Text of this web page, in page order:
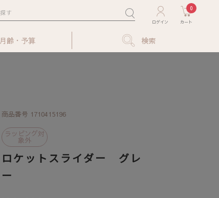
0
月齢・予算 検索
商品番号 1710415196
ラッピング対
象外
ロケットスライダー グレ
ー